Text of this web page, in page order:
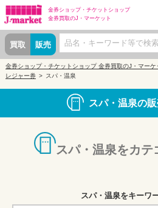
金券ショップ・ チケットショップ
金券買取のJ・マーケット
買取 販売
金券ショップ・チケットショップ 金券買取のJ・マーケ
レジャー券
スパ・温泉
スパ・温泉の
スパ・温泉をカテ
スパ・温泉をキーワ